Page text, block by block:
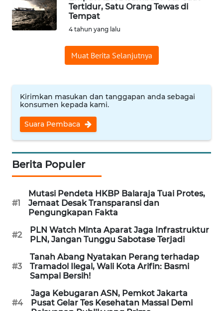
Tertidur, Satu Orang Tewas di
Tempat
4 tahun yang lalu
Muat Berita Selanjutnya
Kirimkan masukan dan tanggapan anda sebagai
konsumen kepada kami.
Suara Pembaca
Berita Populer
#1
Mutasi Pendeta HKBP Balaraja Tuai Protes,
Jemaat Desak Transparansi dan
Pengungkapan Fakta
#2
PLN Watch Minta Aparat Jaga Infrastruktur
PLN, Jangan Tunggu Sabotase Terjadi
#3
Tanah Abang Nyatakan Perang terhadap
Tramadol Ilegal, Wali Kota Arifin: Basmi
Sampai Bersih!
#4
Jaga Kebugaran ASN, Pemkot Jakarta
Pusat Gelar Tes Kesehatan Massal Demi
WN
CIREBON
WN
KUNINGAN
WN
MAJALENGKA
WN
SUBANG
WN
SUKABUMI
WN
PURWAKARTA
WN
PRIANGAN
TIMUR